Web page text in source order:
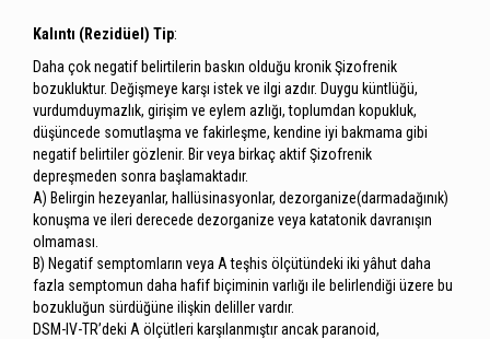
Kalıntı (Rezidüel) Tip:
Daha çok negatif belirtilerin baskın olduğu kronik Şizofrenik
bozukluktur. Değişmeye karşı istek ve ilgi azdır. Duygu küntlüğü,
vurdumduymazlık, girişim ve eylem azlığı, toplumdan kopukluk,
düşüncede somutlaşma ve fakirleşme, kendine iyi bakmama gibi
negatif belirtiler gözlenir. Bir veya birkaç aktif Şizofrenik
depreşmeden sonra başlamaktadır.
A) Belirgin hezeyanlar, hallüsinasyonlar, dezorganize(darmadağınık)
konuşma ve ileri derecede dezorganize veya katatonik davranışın
olmaması.
B) Negatif semptomların veya A teşhis ölçütündeki iki yâhut daha
fazla semptomun daha hafif biçiminin varlığı ile belirlendiği üzere bu
bozukluğun sürdüğüne ilişkin deliller vardır.
DSM-IV-TR’deki A ölçütleri karşılanmıştır ancak paranoid,